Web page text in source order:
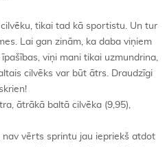
tikai tad kā sportistu. Un tur
Lai gan zinām, ka daba viņiem
viņi mani tikai uzmundrina,
cilvēks var būt ātrs. Draudzīgi
ātrākā baltā cilvēka (9,95),
vērts sprintu jau iepriekš atdot